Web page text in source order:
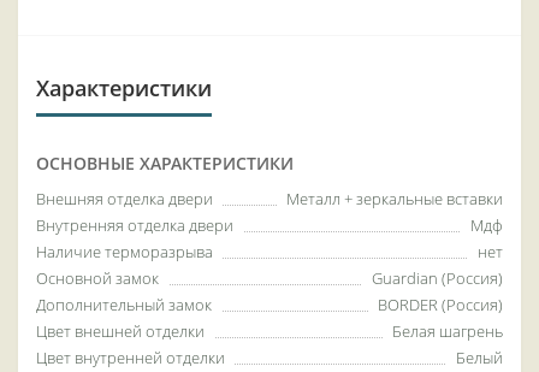
Характеристики
ОСНОВНЫЕ ХАРАКТЕРИСТИКИ
Внешняя отделка двери
Металл + зеркальные вставки
Внутренняя отделка двери
Мдф
Наличие терморазрыва
нет
Основной замок
Guardian (Россия)
Дополнительный замок
BORDER (Россия)
Цвет внешней отделки
Белая шагрень
Цвет внутренней отделки
Белый